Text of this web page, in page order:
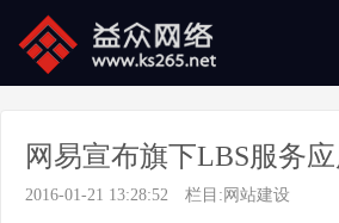
网易宣布旗下LBS服务
2016-01-21 13:28:52 栏目: 网站建设